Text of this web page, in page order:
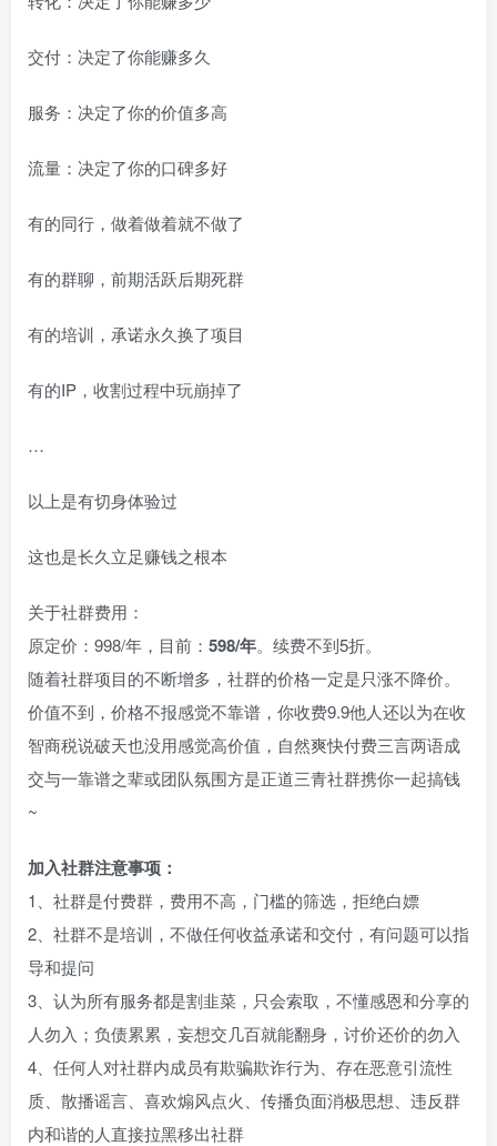
交付：决定了你能赚多久
服务：决定了你的价值多高
流量：决定了你的口碑多好
有的同行，做着做着就不做了
有的群聊，前期活跃后期死群
有的培训，承诺永久换了项目
有的IP，收割过程中玩崩掉了
…
以上是有切身体验过
这也是长久立足赚钱之根本
关于社群费用：
原定价：998/年，目前： 598/年。续费不到5折。
随着社群项目的不断增多，社群的价格一定是只涨不降价。
价值不到，价格不报感觉不靠谱，你收费9.9他人还以为在收
智商税说破天也没用感觉高价值，自然爽快付费三言两语成
交与一靠谱之辈或团队氛围方是正道三青社群携你一起搞钱
~
加入社群注意事项：
1、社群是付费群，费用不高，门槛的筛选，拒绝白嫖
2、社群不是培训，不做任何收益承诺和交付，有问题可以指
导和提问
3、认为所有服务都是割韭菜，只会索取，不懂感恩和分享的
人勿入；负债累累，妄想交几百就能翻身，讨价还价的勿入
4、任何人对社群内成员有欺骗欺诈行为、存在恶意引流性
质、散播谣言、喜欢煽风点火、传播负面消极思想、违反群
内和谐的人直接拉黑移出社群